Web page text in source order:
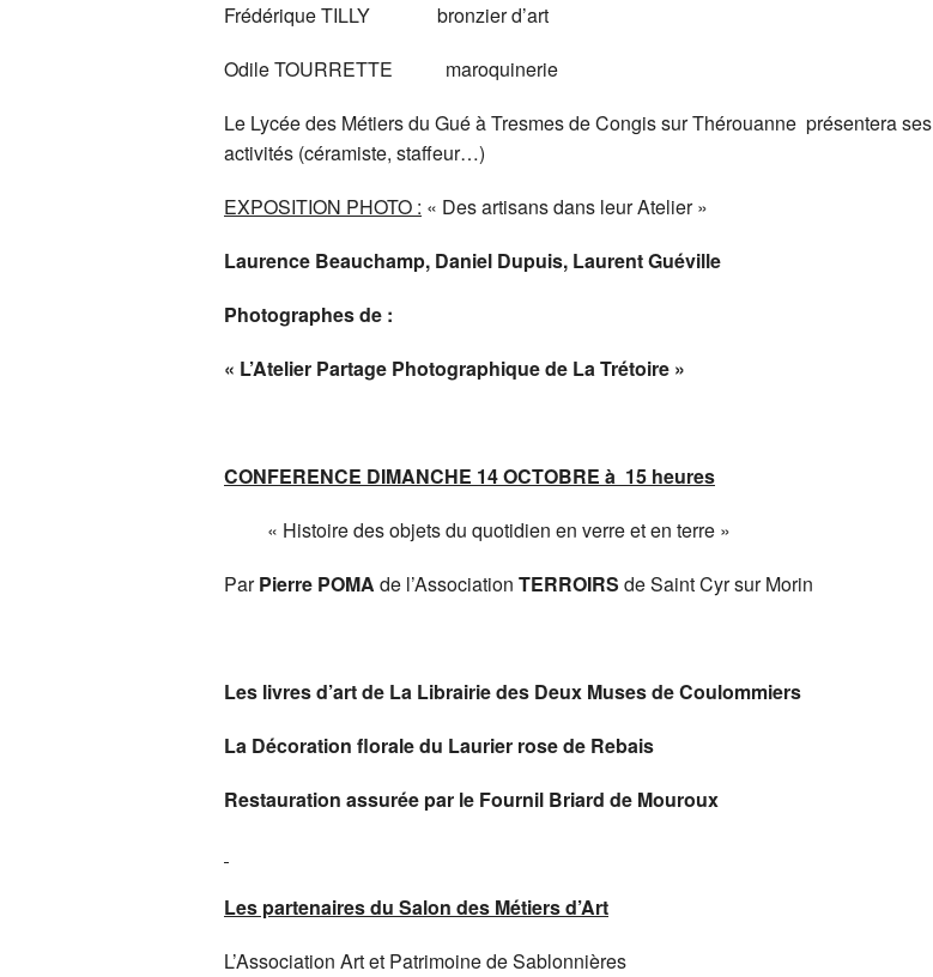
Frédérique TILLY bronzier d’art
Odile TOURRETTE maroquinerie
Le Lycée des Métiers du Gué à Tresmes de Congis sur Thérouanne présentera ses
activités (céramiste, staffeur…)
EXPOSITION PHOTO : « Des artisans dans leur Atelier »
Laurence Beauchamp, Daniel Dupuis, Laurent Guéville
Photographes de :
« L’Atelier Partage Photographique de La Trétoire »
CONFERENCE DIMANCHE 14 OCTOBRE à 15 heures
« Histoire des objets du quotidien en verre et en terre »
ParPierre POMA de l’Association TERROIRS de Saint Cyr sur Morin
Les livres d’art de La Librairie des Deux Muses de Coulommiers
La Décoration florale du Laurier rose de Rebais
Restauration assurée par le Fournil Briard de Mouroux
Les partenaires du Salon des Métiers d’Art
L’Association Art et Patrimoine de Sablonnières